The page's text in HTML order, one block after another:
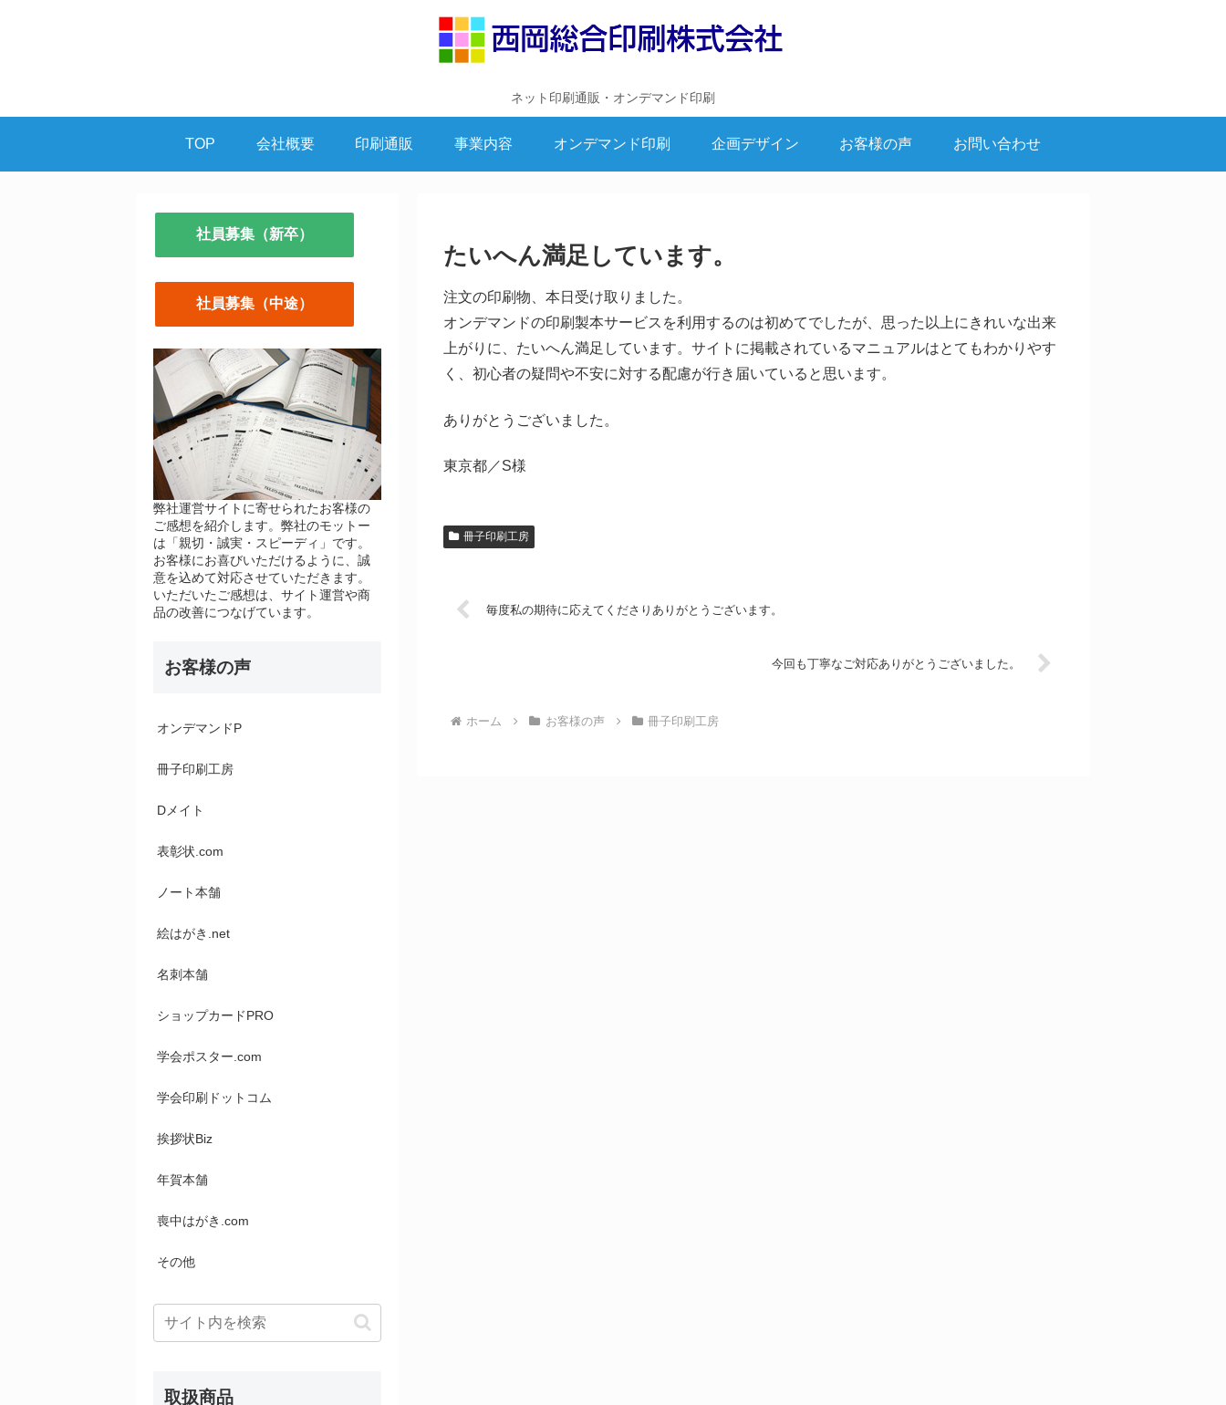
ネット印刷通販・オンデマンド印刷
TOP 会社概要 印刷通販 事業内容 オンデマンド印刷 企画デザイン お客様の声 お問い合わせ
たいへん満足しています。
注文の印刷物、本日受け取りました。
オンデマンドの印刷製本サービスを利用するのは初めてでしたが、思った以上にきれいな出来
上がりに、たいへん満足しています。サイトに掲載されているマニュアルはとてもわかりやす
く、初心者の疑問や不安に対する配慮が行き届いていると思います。
ありがとうございました。
東京都／S様
冊子印刷工房
毎度私の期待に応えてくださりありがとうございます。
今回も丁寧なご対応ありがとうございました。
ホーム お客様の声 冊子印刷工房
社員募集（新卒）
社員募集（中途）
弊社運営サイトに寄せられたお客様の
ご感想を紹介します。弊社のモットー
は「親切・誠実・スピーディ」です。
お客様にお喜びいただけるように、誠
意を込めて対応させていただきます。
いただいたご感想は、サイト運営や商
品の改善につなげています。
お客様の声
オンデマンドP
冊子印刷工房
Dメイト
表彰状.com
ノート本舗
絵はがき.net
名刺本舗
ショップカードPRO
学会ポスター.com
学会印刷ドットコム
挨拶状Biz
年賀本舗
喪中はがき.com
その他
取扱商品